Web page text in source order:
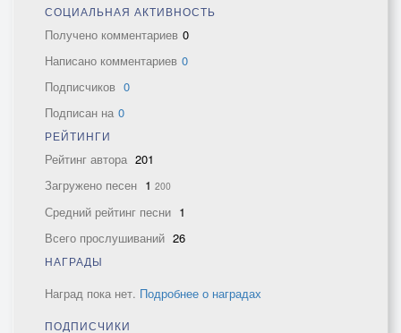
СОЦИАЛЬНАЯ АКТИВНОСТЬ
Получено комментариев 0
Написано комментариев 0
Подписчиков 0
Подписан на 0
РЕЙТИНГИ
Рейтинг автора 201
Загружено песен 1 200
Средний рейтинг песни 1
Всего прослушиваний 26
НАГРАДЫ
Наград пока нет. Подробнее о наградах
ПОДПИСЧИКИ